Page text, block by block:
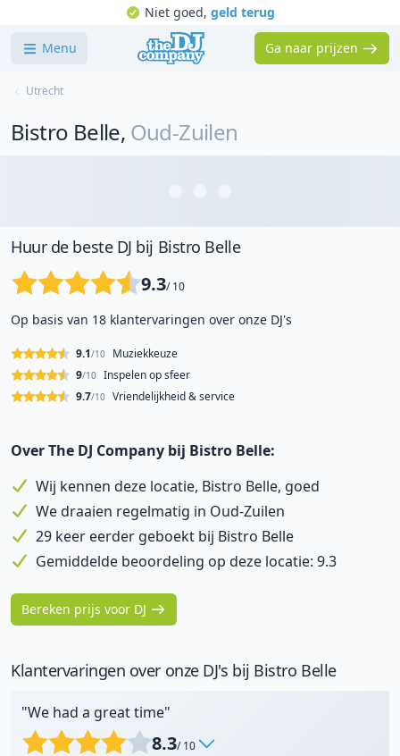
Niet goed, geld terug
Menu Ga naar prijzen
Utrecht
Bistro Belle, Oud-Zuilen
Huur de beste DJ bij Bistro Belle
9.3/ 10
Op basis van 18 klantervaringen over onze DJ's
Muziekkeuze
9.1/10
Inspelen op sfeer
9/10
Vriendelijkheid & service
9.7/10
Over The DJ Company bij Bistro Belle:
Wij kennen deze locatie, Bistro Belle, goed
We draaien regelmatig in Oud-Zuilen
29 keer eerder geboekt bij Bistro Belle
Gemiddelde beoordeling op deze locatie: 9.3
Bereken prijs voor DJ
Klantervaringen over onze DJ's bij Bistro Belle
"We had a great time"
8.3/ 10